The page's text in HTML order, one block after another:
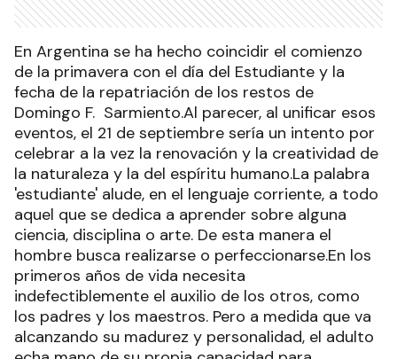
En Argentina se ha hecho coincidir el comienzo
de la primavera con el día del Estudiante y la
fecha de la repatriación de los restos de
Domingo F. Sarmiento.Al parecer, al unificar esos
eventos, el 21 de septiembre sería un intento por
celebrar a la vez la renovación y la creatividad de
la naturaleza y la del espíritu humano.La palabra
'estudiante' alude, en el lenguaje corriente, a todo
aquel que se dedica a aprender sobre alguna
ciencia, disciplina o arte. De esta manera el
hombre busca realizarse o perfeccionarse.En los
primeros años de vida necesita
indefectiblemente el auxilio de los otros, como
los padres y los maestros. Pero a medida que va
alcanzando su madurez y personalidad, el adulto